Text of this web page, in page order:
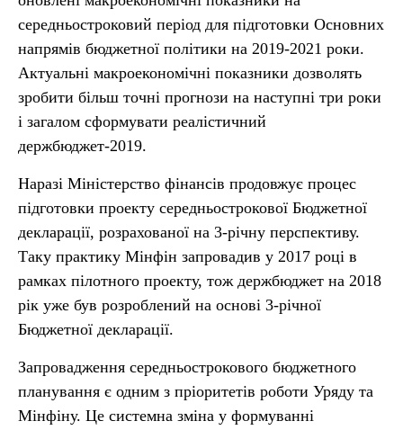
середньостроковий період для підготовки Основних
напрямів бюджетної політики на 2019-2021 роки.
Актуальні макроекономічні показники дозволять
зробити більш точні прогнози на наступні три роки
і загалом сформувати реалістичний
держбюджет-2019.
Наразі Міністерство фінансів продовжує процес
підготовки проекту середньострокової Бюджетної
декларації, розрахованої на 3-річну перспективу.
Таку практику Мінфін запровадив у 2017 році в
рамках пілотного проекту, тож держбюджет на 2018
рік уже був розроблений на основі 3-річної
Бюджетної декларації.
Запровадження середньострокового бюджетного
планування є одним з пріоритетів роботи Уряду та
Мінфіну. Це системна зміна у формуванні